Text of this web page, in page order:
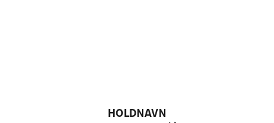
HOLDNAVN